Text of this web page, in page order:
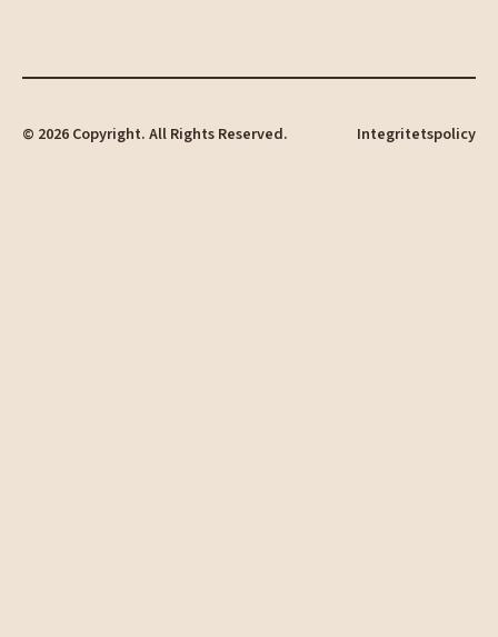
© 2026Copyright. All Rights Reserved. Integritetspolicy